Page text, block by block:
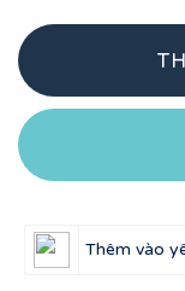
Thêm vào